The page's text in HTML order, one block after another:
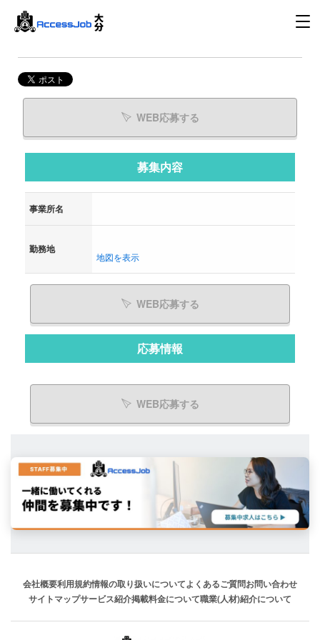
WEB応募する
募集内容
事業所名
勤務地
地図を表示
WEB応募する
応募情報
WEB応募する
会社概要利用規約情報の取り扱いについてよくあるご質問お問い合わせ
サイトマップサービス紹介掲載料金について職業(人材)紹介について